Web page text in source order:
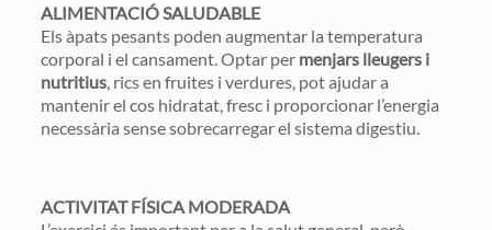
ALIMENTACIÓ SALUDABLE
Els àpats pesants poden augmentar la temperatura
corporal i el cansament. Optar per menjars lleugers i
nutritius, rics en fruites i verdures, pot ajudar a
mantenir el cos hidratat, fresc i proporcionar l’energia
necessària sense sobrecarregar el sistema digestiu.
ACTIVITAT FÍSICA MODERADA